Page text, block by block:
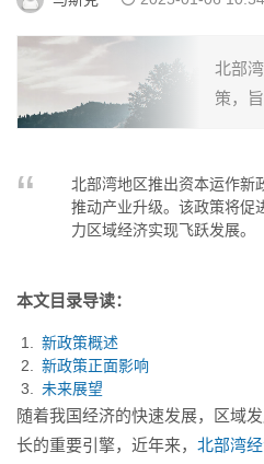
北部
策，
经济
北部湾地区推出资本运作新
推动产业升级。该政策将促
力区域经济实现飞跃发展。
本文目录导读：
新政策概述
新政策正面影响
未来展望
随着我国经济的快速发展，区域
长的重要引擎，近年来， 北部湾